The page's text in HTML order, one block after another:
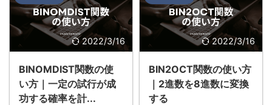
2022/3/16
BINOMDIST関数の使
い方｜一定の試行が成
功する確率を計...
2022/3/16
BIN2OCT関数の使い方
｜2進数を8進数に変換
する